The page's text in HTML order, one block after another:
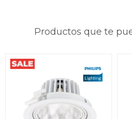
Productos que te